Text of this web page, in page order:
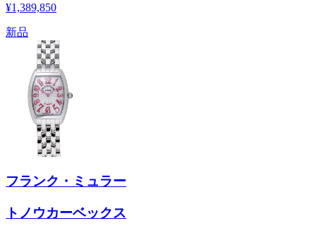
¥1,389,850
新品
フランク・ミュラー
トノウカーベックス